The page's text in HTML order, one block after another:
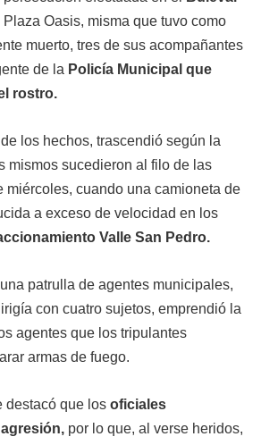
Plaza Oasis, misma que tuvo como
muerto, tres de sus acompañantes
de la Policía Municipal que
rostro.
los hechos, trascendió según la
mismos sucedieron al filo de las
miércoles, cuando una camioneta de
a exceso de velocidad en los
Valle San Pedro.
patrulla de agentes municipales,
con cuatro sujetos, emprendió la
agentes que los tripulantes
armas de fuego.
destacó que los oficiales
por lo que, al verse heridos,